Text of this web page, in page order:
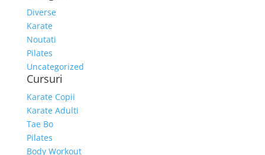
Diverse
Karate
Noutati
Pilates
Uncategorized
Cursuri
Karate Copii
Karate Adulti
Tae Bo
Pilates
Body Workout